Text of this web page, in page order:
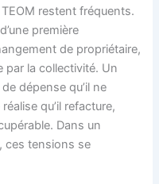
restent fréquents.
première
de propriétaire,
par la collectivité. Un
dépense qu’il ne
qu’il refacture,
Dans un
ces tensions se